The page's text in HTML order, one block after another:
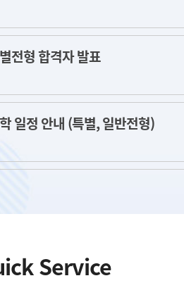
전형 합격자 발표
일정 안내 (특별, 일반전형)
학사 안내 자료
기 신입생 학번 조회 안내
Service